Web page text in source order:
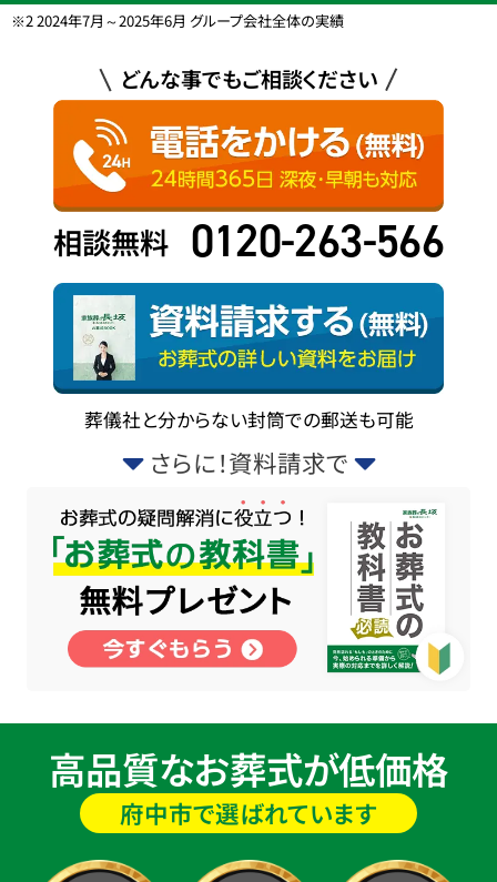
※2 2024年7月～2025年6月 グループ会社全体の実績
どんな事でもご相談ください
相談無料 0120-263-566
葬儀社と分からない封筒での郵送も可能
さらに！資料請求で
高品質なお葬式が低価格
府中市で選ばれています